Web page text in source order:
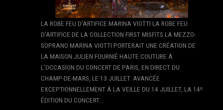
LA ROBE FEU D’ARTIFICE MARINA VIOTTI LA ROBE FEU
D’ARTIFICE DE LA COLLECTION FIRST MISFITS LA MEZZO-
SOPRANO MARINA VIOTTI PORTERAIT UNE CRÉATION DE
LA MAISON JULIEN FOURNIÉ HAUTE COUTURE À
L’OCCASION DU CONCERT DE PARIS, EN DIRECT DU
CHAMP-DE-MARS, LE 13 JUILLET. AVANCÉE
EXCEPTIONNELLEMENT À LA VEILLE DU 14 JUILLET, LA 14ᵉ
ÉDITION DU CONCERT…